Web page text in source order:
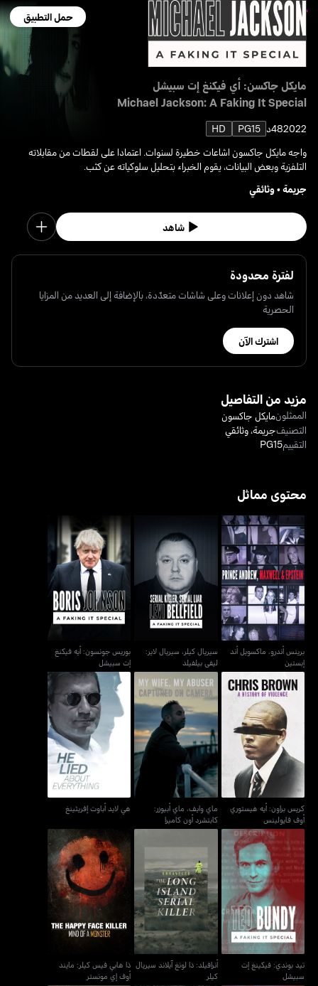
حمل التطبيق
مايكل جاكسن: أي فيكنغ إت سبيشل
Michael Jackson: A Faking It Special
202248د PG15
HD
واجه مايكل جاكسون اشاعات خطيرة لسنوات. اعتمادا على لقطات من مقابلاته
التلفزية وبعض البيانات، يقوم الخبراء بتحليل سلوكياته عن كثب.
جريمة•وثائقي
شاهد
لفترة محدودة
شاهد دون إعلانات وعلى شاشات متعدّدة، بالإضافة إلى العديد من المزايا
الحصرية
اشترك الآن
مزيد من التفاصيل
الممثلونمايكل جاكسون
التصنيفجريمة،وثائقي
التقييمPG15
محتوى مماثل
برينس أندرو، ماكسويل أند
إبستين
برينس أندرو، ماكسويل أند
إبستين
سيريال كيلر، سيريال لاير:
ليفي بيلفيلد
سيريال كيلر، سيريال لاير:
ليفي بيلفيلد
بوريس جونسون: أيه فيكنغ
إت سبيشل
بوريس جونسون: أيه فيكنغ
إت سبيشل
كريس براون: أيه هيستوري
أوف فايولينس
كريس براون: أيه هيستوري
أوف فايولينس
ماي وايف، ماي أبيوزر:
كابتشرد أون كاميرا
ماي وايف، ماي أبيوزر:
كابتشرد أون كاميرا
هي لايد أباوت إفريثينغ
هي لايد أباوت إفريثينغ
تيد بوندي: فيكينغ إت
سبيشل
تيد بوندي: فيكينغ إت
سبيشل
أنرافيلد: ذا لونغ آيلاند
سيريال كيلر
أنرافيلد: ذا لونغ آيلاند سيريال
كيلر
ذا هابي فيس كيلر: مايند
أوف إي مونستر
ذا هابي فيس كيلر: مايند
أوف إي مونستر